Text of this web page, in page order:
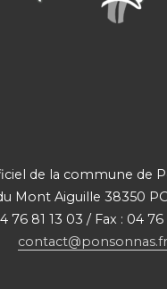
de la commune de
Mont Aiguille 38350
76 81 13 03 / Fax : 04
contact@ponsonnas.fr